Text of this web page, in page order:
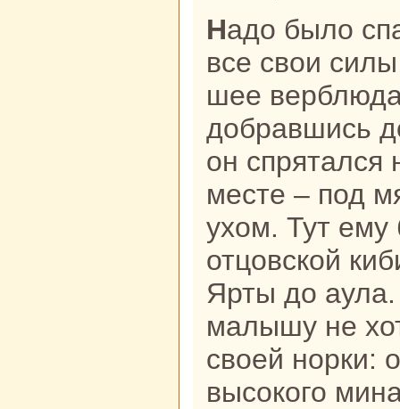
Надо было спаcaться. Ярты собpaл
все свои
шее
добpaвшись
он
месте – под
ухом. Тут ему
отцовскoй
Ярты до
малышу не
своей норки:
высокoго